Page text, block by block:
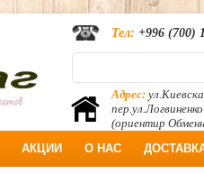
Адрес:
пер.ул.Логвиненко
(ориентир
Тел: +996 (700)
АКЦИИ О НАС